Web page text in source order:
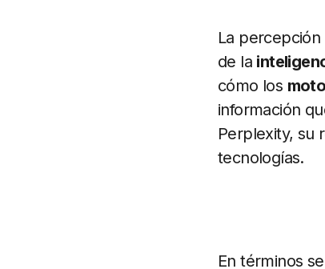
La percepción
de la
cómo los
información
Perplexity, su
tecnologías.
En términos